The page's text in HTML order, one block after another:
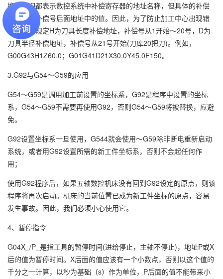
换。它们都表示数控系统中补偿寄存器的地址名称，但具体的补偿
值取决于补偿号后面地址中的值。因此，为了防止加工中心出现错
误，一般规定H为刀具长度补偿地址，补偿号从1开始～20号，D为
刀具半径补偿地址，补偿号从21号开始(刀库20把刀)。例如，
G00G43H1Z60.0；G01G41D21X30.0Y45.0F150。
3.G92与G54～G59的应用
G54～G59是调用加工前设置的坐标系，G92是程序中设置的坐标
系，G54～G59不需要再使用G92，否则G54～G59将被替换，应避
免。
G92设置坐标系一旦使用，G544就会使用～G59除非断电重新启动
系统，或者用G92设置所需的新工件坐标系，否则不会起任何作
用；
使用G92程序后，如果五轴数控机床没有回到G92设定的原点，则该
程序将再次启动。机床的当前位置已成为新工件坐标的原点，容易
发生事故。因此，我们必须小心使用它。
4、暂停指令
G04X_/P_是指工具的暂停时间(进给停止，主轴不停止)，地址P或X
后的值为暂停时间。X后面的值应该有一个小数点，否则以这个值的
千分之一计算，以秒为基础（s）作为单位，P后面的值不能带来小